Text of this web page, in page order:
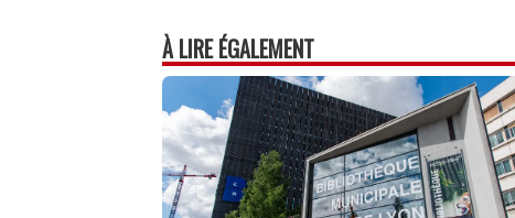
À LIRE ÉGALEMENT